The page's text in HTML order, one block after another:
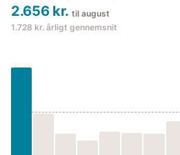
2.656 kr. til august
1.728 kr. årligt gennemsnit